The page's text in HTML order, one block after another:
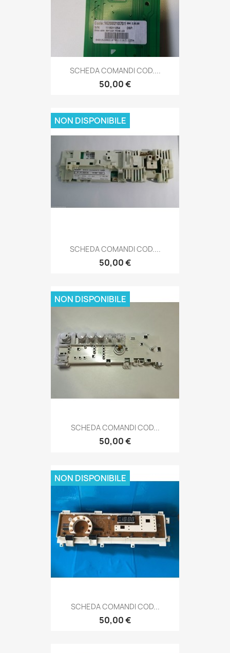
SCHEDA COMANDI COD....
50,00 €
SCHEDA COMANDI COD....
50,00 €
NON DISPONIBILE
SCHEDA COMANDI COD...
50,00 €
NON DISPONIBILE
SCHEDA COMANDI COD...
50,00 €
NON DISPONIBILE